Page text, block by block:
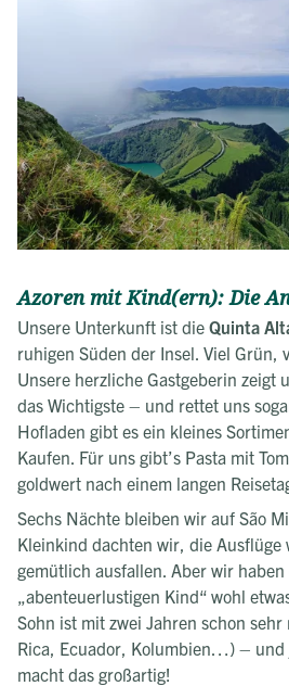
Azoren mit Kind(ern): Die
Unsere Unterkunft ist die Quinta
ruhigen Süden der Insel. Viel Grün,
Unsere herzliche Gastgeberin zeigt
das Wichtigste – und rettet uns
Hofladen gibt es ein kleines
Kaufen. Für uns gibt’s Pasta mit
goldwert nach einem langen
Sechs Nächte bleiben wir auf São
Kleinkind dachten wir, die Ausflüge
gemütlich ausfallen. Aber wir
„abenteuerlustigen Kind“ wohl
Sohn ist mit zwei Jahren schon
Rica, Ecuador, Kolumbien…) – und
macht das großartig!